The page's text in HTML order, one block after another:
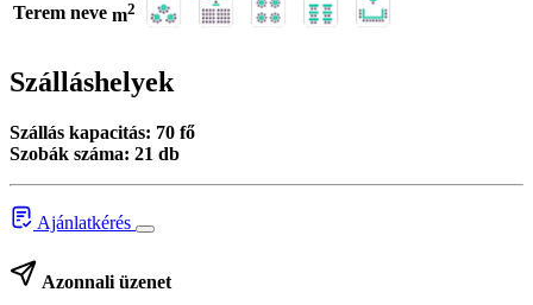
Terem neve m2
Szálláshelyek
Szállás kapacitás: 70 fő
Szobák száma: 21 db
Ajánlatkérés
Azonnali üzenet